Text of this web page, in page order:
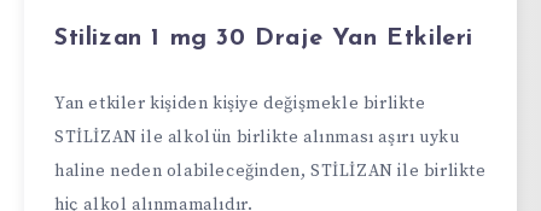
Stilizan 1 mg 30 Draje Yan Etkileri
Yan etkiler kişiden kişiye değişmekle birlikte
STİLİZAN ile alkolün birlikte alınması aşırı uyku
haline neden olabileceğinden, STİLİZAN ile birlikte
hiç alkol alınmamalıdır.